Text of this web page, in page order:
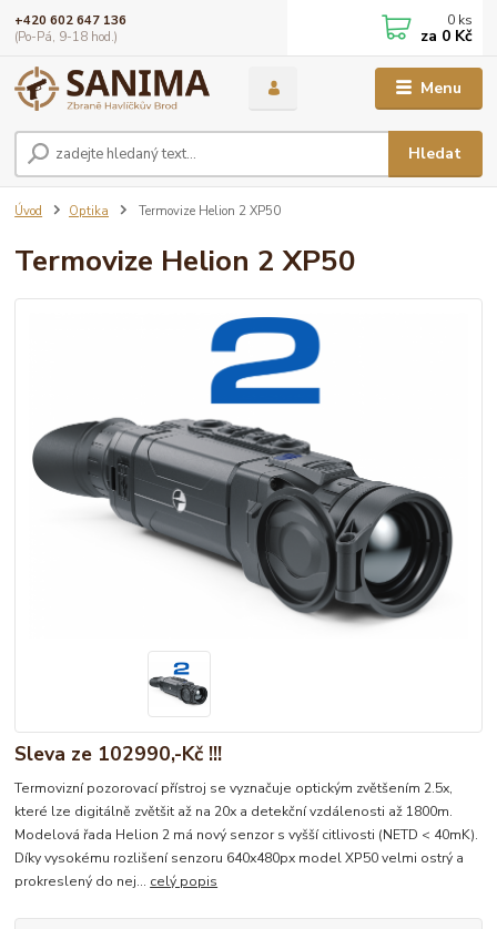
Menu
Hledat
+420 602 647 136
(Po-Pá, 9-18 hod.)
0 ks
za 0 Kč
Úvod Optika Termovize Helion 2 XP50
Termovize Helion 2 XP50
Sleva ze 102990,-Kč !!!
Termovizní pozorovací přístroj se vyznačuje optickým zvětšením 2.5x,
které lze digitálně zvětšit až na 20x a detekční vzdálenosti až 1800m.
Modelová řada Helion 2 má nový senzor s vyšší citlivosti (NETD < 40mK).
Díky vysokému rozlišení senzoru 640x480px model XP50 velmi ostrý a
prokreslený do nej... celý popis